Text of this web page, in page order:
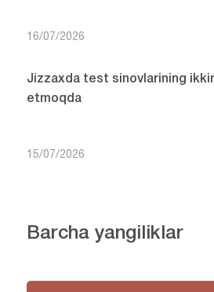
16/07/2026
Jizzaxda test sinovlarining
etmoqda
15/07/2026
Barcha yangiliklar